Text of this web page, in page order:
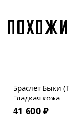
Браслет Быки
Гладкая кожа
41 600 ₽